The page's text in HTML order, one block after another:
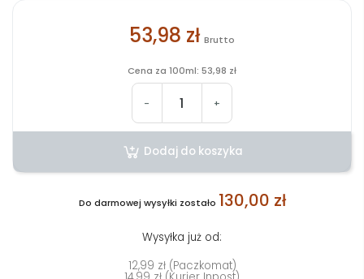
53,98 zł Brutto
Cena za 100ml: 53,98 zł
- +
Dodaj do koszyka
Do darmowej wysyłki zostało 130,00 zł
Wysyłka już od:
12,99 zł (Paczkomat)